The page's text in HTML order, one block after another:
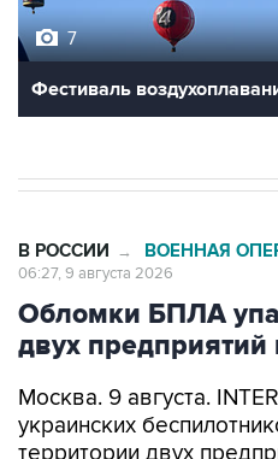
7
Фестиваль
В РОССИИ → ВОЕННАЯ
06:27, 9 августа 2026
Обломки БПЛА
двух
Москва. 9 августа.
украинских